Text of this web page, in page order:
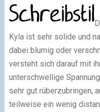
Kyla ist sehr solide und
dabei blumig oder
versteht sich darauf mit
unterschwellige
sehr gut rüberzubringen,
teilweise ein wenig